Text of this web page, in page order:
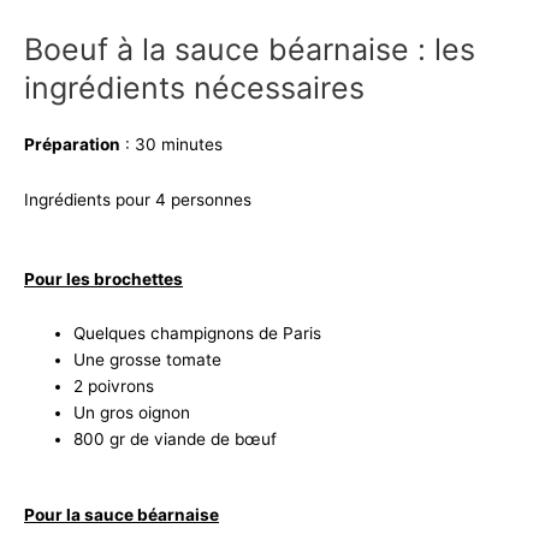
Boeuf à la sauce béarnaise : les
ingrédients nécessaires
Préparation : 30 minutes
Ingrédients pour 4 personnes
Pour les brochettes
Quelques champignons de Paris
Une grosse tomate
2 poivrons
Un gros oignon
800 gr de viande de bœuf
Pour la sauce béarnaise